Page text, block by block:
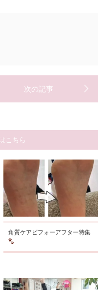
こちら
角質ケアビフォーアフター特集